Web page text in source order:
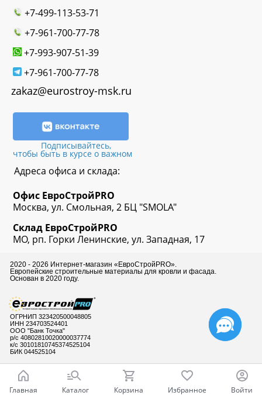
+7-499-113-53-71
+7-961-700-77-78
+7-993-907-51-39
+7-961-700-77-78
zakaz@eurostroy-msk.ru
Подписывайтесь,
чтобы быть в курсе о важном
Адреса офиса и склада:
Офис ЕвроСтройPRO
Москва, ул. Смольная, 2 БЦ "SMOLA"
Склад ЕвроСтройPRO
МО, рп. Горки Ленинские, ул. Западная, 17
2020 - 2026 Интернет-магазин «ЕвроСтройPRO».
Европейские строительные материалы для кровли и фасада.
Основан в 2020 году.
ОГРНИП 323420500048805
ИНН 234703524401
ООО "Банк Точка"
р/с 40802810020000037774
к/с 30101810745374525104
БИК 044525104
Главная Каталог Корзина Избранное Войти